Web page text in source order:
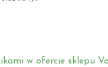
w ofercie sklepu